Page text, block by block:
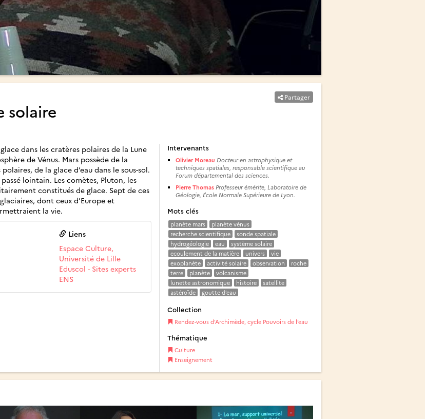
Partager
solaire
dans les cratères polaires de la Lune
de Vénus. Mars possède de la
de la glace d’eau dans le sous-sol.
lointain. Les comètes, Pluton, les
constitués de glace. Sept de ces
dont ceux d’Europe et
la vie.
Liens
Espace Culture,
Université de Lille
Eduscol - Sites experts
ENS
Intervenants
Olivier Moreau Docteur en astrophysique et
techniques spatiales, responsable scientifique au
Forum départemental des sciences.
Pierre Thomas Professeur émérite, Laboratoire de
Géologie, École Normale Supérieure de Lyon.
Mots clés
planète mars
planète vénus
recherche scientifique
sonde spatiale
hydrogéologie
eau
système solaire
ecoulement de la matière
univers
vie
exoplanète
activité solaire observation
roche
terre
planète
volcanisme
lunette astronomique
histoire
satellite
astéroïde
goutte d’eau
Collection
Rendez-vous d’Archimède, cycle Pouvoirs de l’eau
Thématique
Culture
Enseignement